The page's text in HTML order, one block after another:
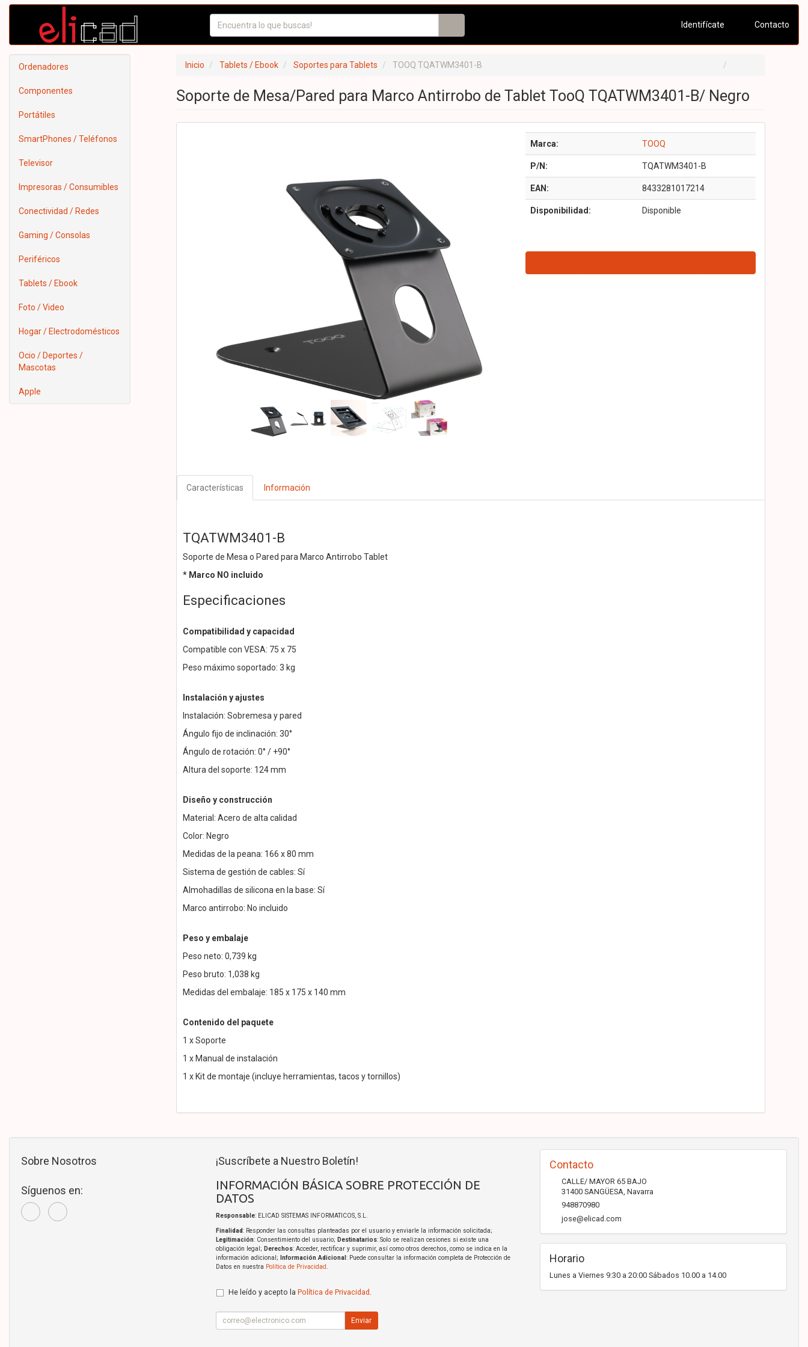
Identifícate Contacto
Ordenadores
Componentes
Portátiles
SmartPhones / Teléfonos
Televisor
Impresoras / Consumibles
Conectividad / Redes
Gaming / Consolas
Periféricos
Tablets / Ebook
Foto / Video
Hogar / Electrodomésticos
Ocio / Deportes /
Mascotas
Apple
Inicio Tablets / Ebook Soportes para Tablets TOOQ TQATWM3401-B
Soporte de Mesa/Pared para Marco Antirrobo de Tablet TooQ TQATWM3401-B/ Negro
Marca: TOOQ
P/N: TQATWM3401-B
EAN: 8433281017214
Disponibilidad: Disponible
Características Información
TQATWM3401-B
Soporte de Mesa o Pared para Marco Antirrobo Tablet
* Marco NO incluido
Especificaciones
Compatibilidad y capacidad
Compatible con VESA: 75 x 75
Peso máximo soportado: 3 kg
Instalación y ajustes
Instalación: Sobremesa y pared
Ángulo fijo de inclinación: 30°
Ángulo de rotación: 0° / +90°
Altura del soporte: 124 mm
Diseño y construcción
Material: Acero de alta calidad
Color: Negro
Medidas de la peana: 166 x 80 mm
Sistema de gestión de cables: Sí
Almohadillas de silicona en la base: Sí
Marco antirrobo: No incluido
Peso y embalaje
Peso neto: 0,739 kg
Peso bruto: 1,038 kg
Medidas del embalaje: 185 x 175 x 140 mm
Contenido del paquete
1 x Soporte
1 x Manual de instalación
1 x Kit de montaje (incluye herramientas, tacos y tornillos)
Sobre Nosotros
Síguenos en:
¡Suscríbete a Nuestro Boletín!
INFORMACIÓN BÁSICA SOBRE PROTECCIÓN DE
DATOS
Responsable: ELICAD SISTEMAS INFORMATICOS, S.L.
Finalidad: Responder las consultas planteadas por el usuario y enviarle la información solicitada;
Legitimación: Consentimiento del usuario; Destinatarios: Solo se realizan cesiones si existe una
obligación legal; Derechos: Acceder, rectificar y suprimir, así como otros derechos, como se indica en la
información adicional;
Información Adicional : Puede consultar la información completa de Protección de
Datos en nuestra Política de Privacidad.
He leído y acepto la Política de Privacidad .
Enviar
Contacto
CALLE/ MAYOR 65 BAJO
31400 SANGÜESA, Navarra
948870980
jose@elicad.com
Horario
Lunes a Viernes 9:30 a 20:00 Sábados 10.00 a 14.00